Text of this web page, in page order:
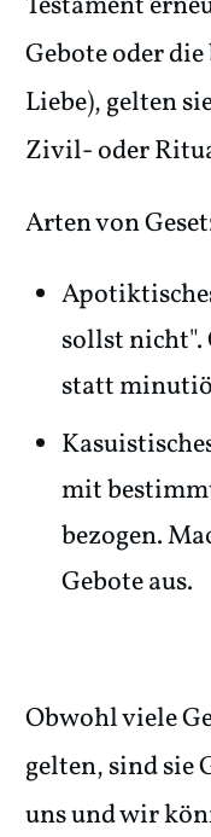
Gebote oder
Liebe), gelten
Zivil- oder
Arten von
sollst
statt
mit
bezogen.
Gebote aus.
Obwohl viele
gelten, sind sie
uns und wir